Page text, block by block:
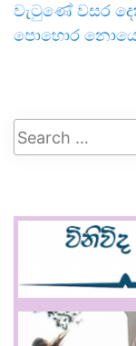
වැටුණේ වසර
පොහොර